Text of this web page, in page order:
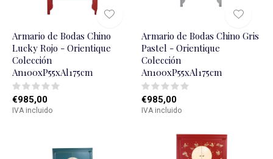
Armario de Bodas Chino
Lucky Rojo - Orientique
Colección
An100xP55xAl175cm
€985,00
IVA incluido
Armario de Bodas Chino Gris
Pastel - Orientique
Colección
An100xP55xAl175cm
€985,00
IVA incluido